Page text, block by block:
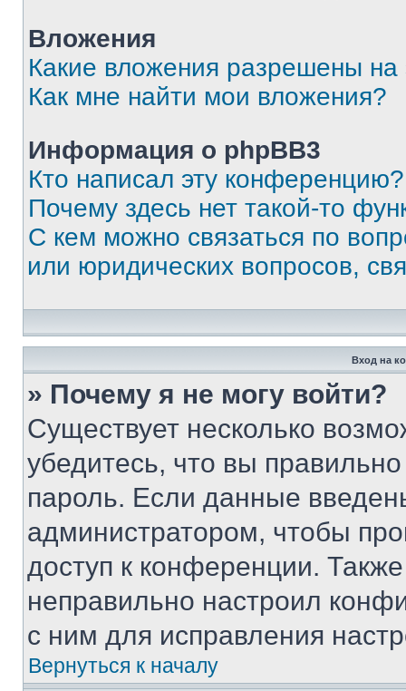
Вложения
Какие вложения разрешены
Как мне найти мои вложения?
Информация о phpBB3
Кто написал эту конференцию?
Почему здесь нет такой-то
С кем можно связаться по
или юридических вопросов,
Вход на
» Почему я не могу войти?
Существует несколько
убедитесь, что вы
пароль. Если данные
администратором, чтобы
доступ к конференции.
неправильно настроил
с ним для исправления
Вернуться к началу